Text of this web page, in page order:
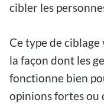
cibler les
Ce type de ciblage
la façon dont les
fonctionne bien
opinions fortes ou